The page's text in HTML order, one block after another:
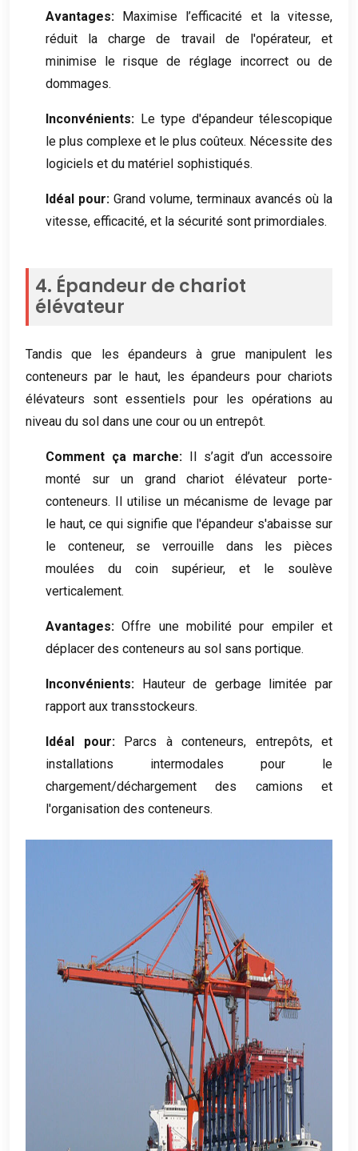
Avantages: Maximise l’efficacité et la vitesse,
réduit la charge de travail de l'opérateur, et
minimise le risque de réglage incorrect ou de
dommages.
Inconvénients: Le type d'épandeur télescopique
le plus complexe et le plus coûteux. Nécessite des
logiciels et du matériel sophistiqués.
Idéal pour: Grand volume, terminaux avancés où la
vitesse, efficacité, et la sécurité sont primordiales.
4. Épandeur de chariot
élévateur
Tandis que les épandeurs à grue manipulent les
conteneurs par le haut, les épandeurs pour chariots
élévateurs sont essentiels pour les opérations au
niveau du sol dans une cour ou un entrepôt.
Comment ça marche: Il s’agit d’un accessoire
monté sur un grand chariot élévateur porte-
conteneurs. Il utilise un mécanisme de levage par
le haut, ce qui signifie que l'épandeur s'abaisse sur
le conteneur, se verrouille dans les pièces
moulées du coin supérieur, et le soulève
verticalement.
Avantages: Offre une mobilité pour empiler et
déplacer des conteneurs au sol sans portique.
Inconvénients: Hauteur de gerbage limitée par
rapport aux transstockeurs.
Idéal pour:Parcs à conteneurs, entrepôts, et
installations intermodales pour le
chargement/déchargement des camions et
l'organisation des conteneurs.